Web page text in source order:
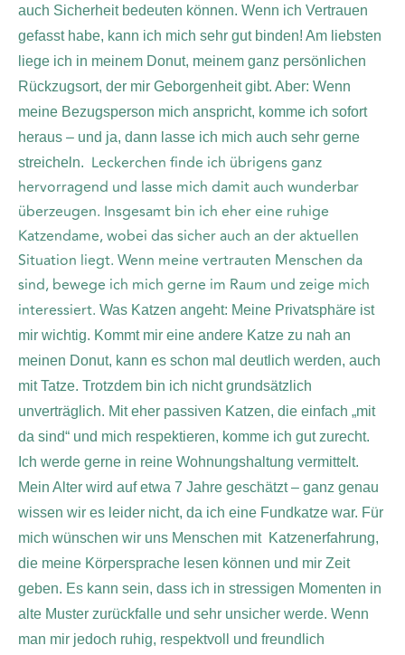
auch Sicherheit bedeuten können. Wenn ich Vertrauen
gefasst habe, kann ich mich sehr gut binden! Am liebsten
liege ich in meinem Donut, meinem ganz persönlichen
Rückzugsort, der mir Geborgenheit gibt. Aber: Wenn
meine Bezugsperson mich anspricht, komme ich sofort
heraus – und ja, dann lasse ich mich auch sehr gerne
streicheln. Leckerchen finde ich übrigens ganz
hervorragend und lasse mich damit auch wunderbar
überzeugen. Insgesamt bin ich eher eine ruhige
Katzendame, wobei das sicher auch an der aktuellen
Situation liegt. Wenn meine vertrauten Menschen da
sind, bewege ich mich gerne im Raum und zeige mich
interessiert. Was Katzen angeht: Meine Privatsphäre ist
mir wichtig. Kommt mir eine andere Katze zu nah an
meinen Donut, kann es schon mal deutlich werden, auch
mit Tatze. Trotzdem bin ich nicht grundsätzlich
unverträglich. Mit eher passiven Katzen, die einfach „mit
da sind“ und mich respektieren, komme ich gut zurecht.
Ich werde gerne in reine Wohnungshaltung vermittelt.
Mein Alter wird auf etwa 7 Jahre geschätzt – ganz genau
wissen wir es leider nicht, da ich eine Fundkatze war. Für
mich wünschen wir uns Menschen mit Katzenerfahrung,
die meine Körpersprache lesen können und mir Zeit
geben. Es kann sein, dass ich in stressigen Momenten in
alte Muster zurückfalle und sehr unsicher werde. Wenn
man mir jedoch ruhig, respektvoll und freundlich